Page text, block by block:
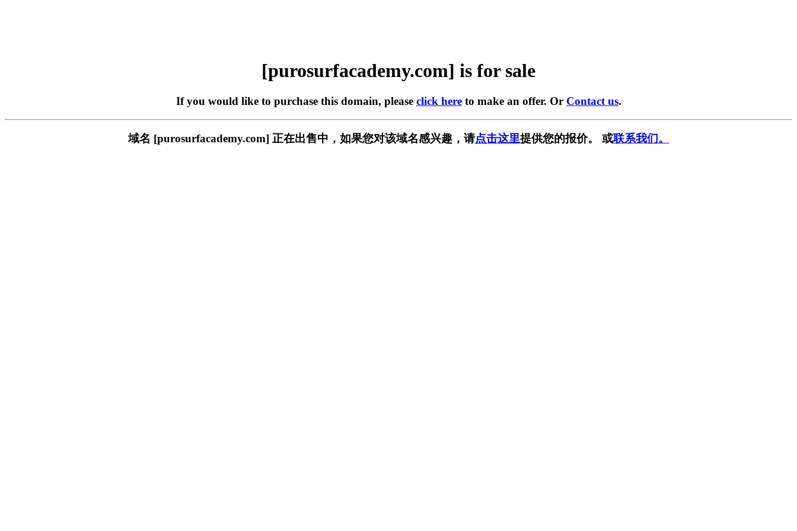
[purosurfacademy.com] is for sale
If you would like to purchase this domain, please click hereto make an offer. Or Contact us.
域名 [purosurfacademy.com] 正在出售中，如果您对该域名感兴趣，请点击这里提供您的报价。 或联系我们。